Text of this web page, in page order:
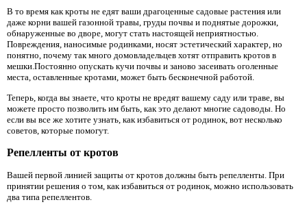
В то время как кроты не едят ваши драгоценные садовые растения или
даже корни вашей газонной травы, груды почвы и поднятые дорожки,
обнаруженные во дворе, могут стать настоящей неприятностью.
Повреждения, наносимые родинками, носят эстетический характер, но
понятно, почему так много домовладельцев хотят отправить кротов в
мешки.Постоянно опускать кучи почвы и заново засеивать оголенные
места, оставленные кротами, может быть бесконечной работой.
Теперь, когда вы знаете, что кроты не вредят вашему саду или траве, вы
можете просто позволить им быть, как это делают многие садоводы. Но
если вы все же хотите узнать, как избавиться от родинок, вот несколько
советов, которые помогут.
Репелленты от кротов
Вашей первой линией защиты от кротов должны быть репелленты. При
принятии решения о том, как избавиться от родинок, можно использовать
два типа репеллентов.